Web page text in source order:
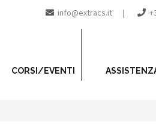
info@extracs.it |
CORSI/EVENTI